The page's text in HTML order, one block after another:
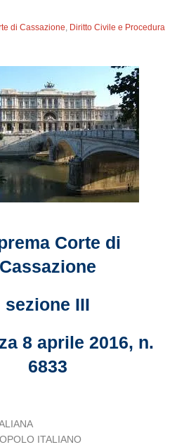
di Cassazione, Diritto Civile e Procedura
Corte di
Cassazione
sezione III
8 aprile 2016, n.
6833
ITALIANO